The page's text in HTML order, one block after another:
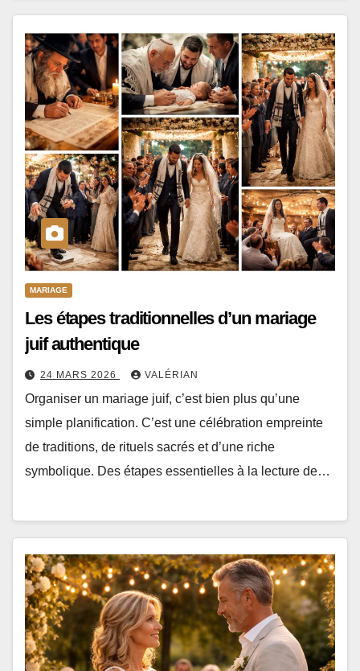
MARIAGE
Les étapes traditionnelles d’un mariage
juif authentique
24 MARS 2026 VALÉRIAN
Organiser un mariage juif, c’est bien plus qu’une
simple planification. C’est une célébration empreinte
de traditions, de rituels sacrés et d’une riche
symbolique. Des étapes essentielles à la lecture de…